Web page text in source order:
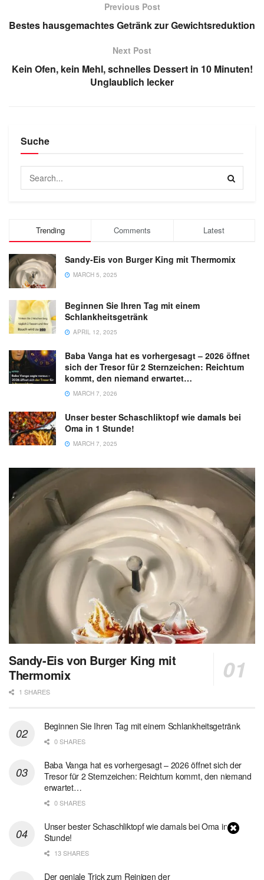
Previous Post
Bestes hausgemachtes Getränk zur Gewichtsreduktion
Next Post
Kein Ofen, kein Mehl, schnelles Dessert in 10 Minuten!
Unglaublich lecker
Suche
Trending Comments Latest
Sandy-Eis von Burger King mit Thermomix
MARCH 5, 2025
Beginnen Sie Ihren Tag mit einem
Schlankheitsgetränk
APRIL 12, 2025
Baba Vanga hat es vorhergesagt – 2026 öffnet
sich der Tresor für 2 Sternzeichen: Reichtum
kommt, den niemand erwartet…
MARCH 7, 2026
Unser bester Schaschliktopf wie damals bei
Oma in 1 Stunde!
MARCH 7, 2025
Sandy-Eis von Burger King mit
Thermomix
1 SHARES
Beginnen Sie Ihren Tag mit einem Schlankheitsgetränk
0 SHARES
Baba Vanga hat es vorhergesagt – 2026 öffnet sich der
Tresor für 2 Sternzeichen: Reichtum kommt, den niemand
erwartet…
0 SHARES
Unser bester Schaschliktopf wie damals bei Oma in 1
Stunde!
13 SHARES
Der geniale Trick zum Reinigen der